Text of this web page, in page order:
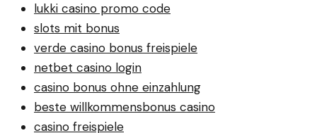
lukki casino promo code
slots mit bonus
verde casino bonus freispiele
netbet casino login
casino bonus ohne einzahlung
beste willkommensbonus casino
casino freispiele